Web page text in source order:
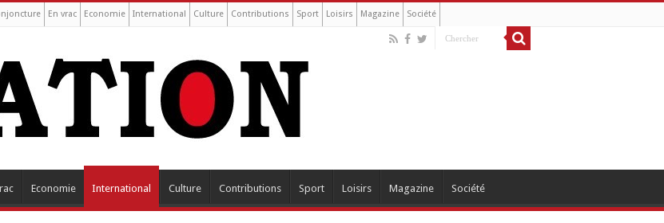
En vrac Economie International Culture Contributions Sport Loisirs Magazine Société
Economie International Culture Contributions Sport Loisirs Magazine Société